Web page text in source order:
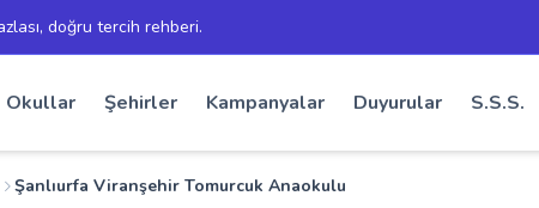
doğru tercih rehberi.
Okullar Şehirler Kampanyalar Duyurular S.S.S.
Şanlıurfa Viranşehir Tomurcuk Anaokulu